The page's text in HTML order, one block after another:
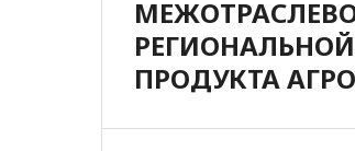
ПРОДУКТА